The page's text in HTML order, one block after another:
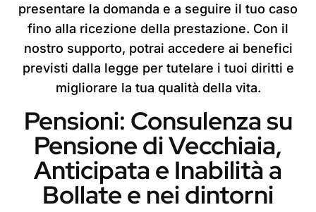
presentare la domanda e a seguire il tuo caso
fino alla ricezione della prestazione. Con il
nostro supporto, potrai accedere ai benefici
previsti dalla legge per tutelare i tuoi diritti e
migliorare la tua qualità della vita.
Pensioni: Consulenza su
Pensione di Vecchiaia,
Anticipata e Inabilità a
Bollate e nei dintorni